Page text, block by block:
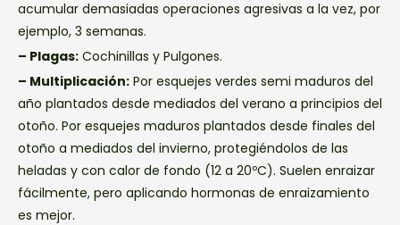
acumular demasiadas operaciones agresivas a la vez, por
ejemplo, 3 semanas.
– Plagas: Cochinillas y Pulgones.
– Multiplicación: Por esquejes verdes semi maduros del
año plantados desde mediados del verano a principios del
otoño. Por esquejes maduros plantados desde finales del
otoño a mediados del invierno, protegiéndolos de las
heladas y con calor de fondo (12 a 20ºC). Suelen enraizar
fácilmente, pero aplicando hormonas de enraizamiento
es mejor.